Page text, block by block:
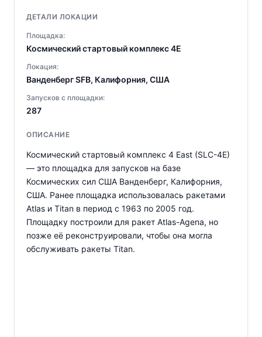
ДЕТАЛИ ЛОКАЦИИ
Площадка:
Космический стартовый комплекс 4E
Локация:
Ванденберг SFB, Калифорния, США
Запусков с площадки:
287
ОПИСАНИЕ
Космический стартовый комплекс 4 East (SLC-4E)
— это площадка для запусков на базе
Космических сил США Ванденберг, Калифорния,
США. Ранее площадка использовалась ракетами
Atlas и Titan в период с 1963 по 2005 год.
Площадку построили для ракет Atlas-Agena, но
позже её реконструировали, чтобы она могла
обслуживать ракеты Titan.